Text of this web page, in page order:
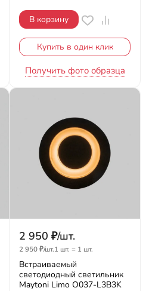
В корзину
Купить в один клик
Получить фото образца
2 950 ₽/шт.
2 950₽/шт.1 шт. = 1 шт.
Встраиваемый
светодиодный светильник
Maytoni Limo O037-L3B3K